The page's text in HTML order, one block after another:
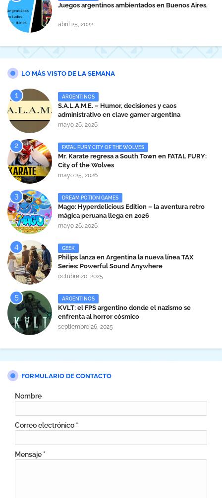
Juegos argentinos ambientados en Buenos Aires.
abril 25, 2022
LO MÁS VISTO DE LA SEMANA
ARGENTINOS
S.A.L.A.M.E. – Humor, decisiones y caos
administrativo en clave gamer argentina
mayo 26, 2026
FATAL FURY CITY OF THE WOLVES
Mr. Karate regresa a South Town en FATAL FURY:
City of the Wolves
mayo 25, 2026
DREAM POTION GAMES
Mago: Hyperdelicious Edition – la aventura retro
mágica peruana llega en 2026
mayo 26, 2026
GEEK
Philips lanza en Argentina la nueva línea TAX
Series: Powerful Sound Anywhere
octubre 20, 2025
ARGENTINOS
KVLT: el FPS argentino donde el nazismo se
enfrenta al horror cósmico
septiembre 26, 2025
FORMULARIO DE CONTACTO
Nombre
Correo electrónico *
Mensaje *